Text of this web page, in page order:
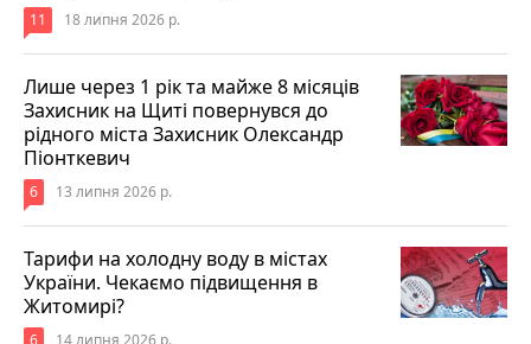
11 18 липня 2026 р.
Лише через 1 рік та майже 8 місяців
Захисник на Щиті повернувся до
рідного міста Захисник Олександр
Піонткевич
6 13 липня 2026 р.
Тарифи на холодну воду в містах
України. Чекаємо підвищення в
Житомирі?
6 14 липня 2026 р.